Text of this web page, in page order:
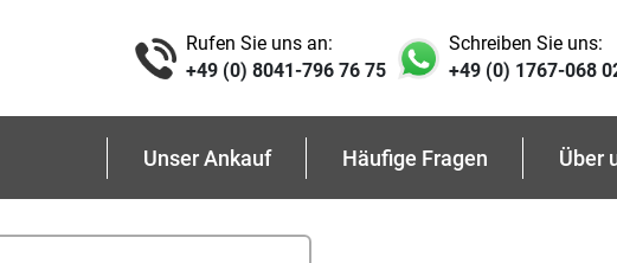
Rufen Sie uns an:
+49 (0) 8041-796 76 75
Schreiben Sie uns:
+49 (0) 1767-068
Unser Ankauf Häufige Fragen Über